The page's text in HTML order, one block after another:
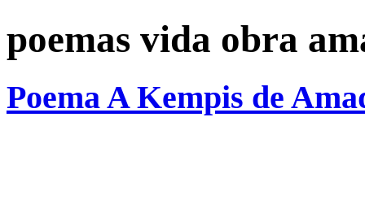
poemas vida obra
Poema A Kempis de